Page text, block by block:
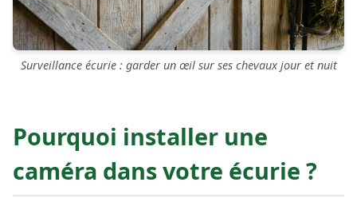
Surveillance écurie : garder un œil sur ses chevaux jour et nuit
Pourquoi installer une
caméra dans votre écurie ?